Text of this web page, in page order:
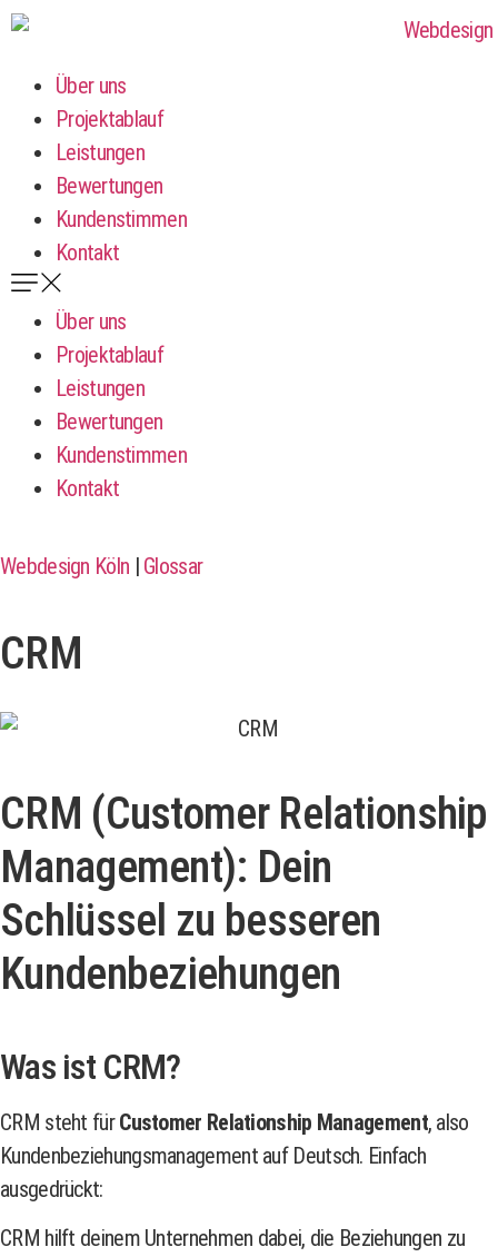
Über uns
Projektablauf
Leistungen
Bewertungen
Kundenstimmen
Kontakt
Über uns
Projektablauf
Leistungen
Bewertungen
Kundenstimmen
Kontakt
Webdesign Köln | Glossar
CRM
CRM (Customer Relationship
Management): Dein
Schlüssel zu besseren
Kundenbeziehungen
Was ist CRM?
CRM steht fürCustomer Relationship Management, also
Kundenbeziehungsmanagement auf Deutsch. Einfach
ausgedrückt:
CRM hilft deinem Unternehmen dabei, die Beziehungen zu